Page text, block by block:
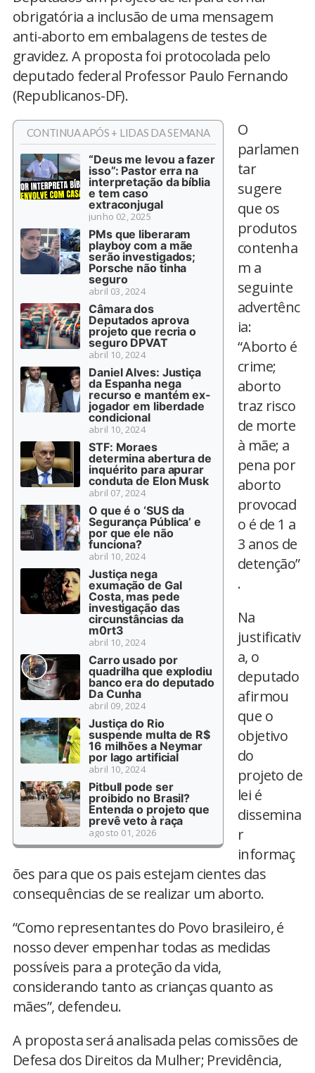
obrigatória a inclusão de uma mensagem
anti-aborto em embalagens de testes de
gravidez. A proposta foi protocolada pelo
deputado federal Professor Paulo Fernando
(Republicanos-DF).
CONTINUA APÓS + LIDAS DA SEMANA
“Deus me levou a fazer
isso”: Pastor erra na
interpretação da bíblia
e tem caso
extraconjugal
junho 02, 2025
PMs que liberaram
playboy com a mãe
serão investigados;
Porsche não tinha
seguro
abril 03, 2024
Câmara dos
Deputados aprova
projeto que recria o
seguro DPVAT
abril 10, 2024
Daniel Alves: Justiça
da Espanha nega
recurso e mantém ex-
jogador em liberdade
condicional
abril 10, 2024
STF: Moraes
determina abertura de
inquérito para apurar
conduta de Elon Musk
abril 07, 2024
O que é o ‘SUS da
Segurança Pública’ e
por que ele não
funciona?
abril 10, 2024
Justiça nega
exumação de Gal
Costa, mas pede
investigação das
circunstâncias da
m0rt3
abril 10, 2024
Carro usado por
quadrilha que explodiu
banco era do deputado
Da Cunha
abril 09, 2024
Justiça do Rio
suspende multa de R$
16 milhões a Neymar
por lago artificial
abril 10, 2024
Pitbull pode ser
proibido no Brasil?
Entenda o projeto que
prevê veto à raça
agosto 01, 2026
O
parlamen
tar
sugere
que os
produtos
contenha
m a
seguinte
advertênc
ia:
“Aborto é
crime;
aborto
traz risco
de morte
à mãe; a
pena por
aborto
provocad
o é de 1 a
3 anos de
detenção”
.
Na
justificativ
a, o
deputado
afirmou
que o
objetivo
do
projeto de
lei é
dissemina
r
informaç
ões para que os pais estejam cientes das
consequências de se realizar um aborto.
“Como representantes do Povo brasileiro, é
nosso dever empenhar todas as medidas
possíveis para a proteção da vida,
considerando tanto as crianças quanto as
mães”, defendeu.
A proposta será analisada pelas comissões de
Defesa dos Direitos da Mulher; Previdência,